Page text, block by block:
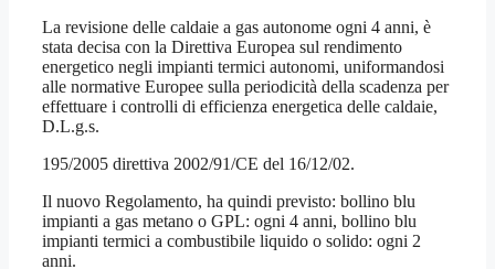
La revisione delle caldaie a gas autonome ogni 4 anni, è
stata decisa con la Direttiva Europea sul rendimento
energetico negli impianti termici autonomi, uniformandosi
alle normative Europee sulla periodicità della scadenza per
effettuare i controlli di efficienza energetica delle caldaie,
D.L.g.s.
195/2005 direttiva 2002/91/CE del 16/12/02.
Il nuovo Regolamento, ha quindi previsto: bollino blu
impianti a gas metano o GPL: ogni 4 anni, bollino blu
impianti termici a combustibile liquido o solido: ogni 2
anni.